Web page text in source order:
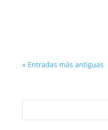
« Entradas más antiguas